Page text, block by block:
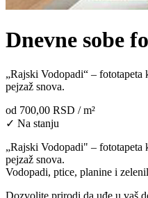
Dnevne sobe
„Rajski Vodopadi“ –
pejzaž snova.
od 700,00 RSD / m²
✓ Na stanju
„Rajski Vodopadi" – fototapeta
pejzaž snova.
Vodopadi, ptice, planine i
Dozvolite prirodi da uđe u vaš